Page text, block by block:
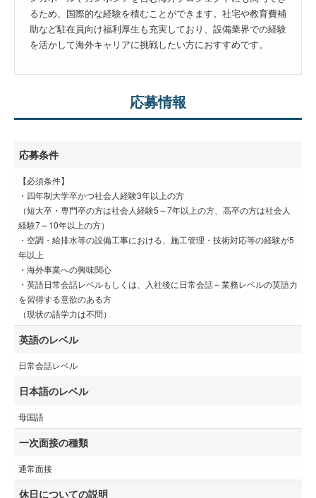
るため、国際的な経験を積むことができます。社宅や教育費補
助など駐在員向け福利厚生も充実しており、設備業界での経験
を活かして海外キャリアに挑戦したい方におすすめです。
応募情報
応募条件
【必須条件】
・四年制大学卒かつ社会人経験3年以上の方
（短大卒・専門卒の方は社会人経験5～7年以上の方、高卒の方は社会人
経験7～10年以上の方）
・空調・給排水等の設備工事における、施工管理・技術対応等の経験が5
年以上
・海外事業への興味関心
・英語日常会話レベルもしくは、入社後に日常会話～業務レベルの英語力
を習得する意欲のある方
（現状の語学力は不問）
英語のレベル
日常会話レベル
日本語のレベル
母国語
一次面接の種類
通常面接
休日についての説明